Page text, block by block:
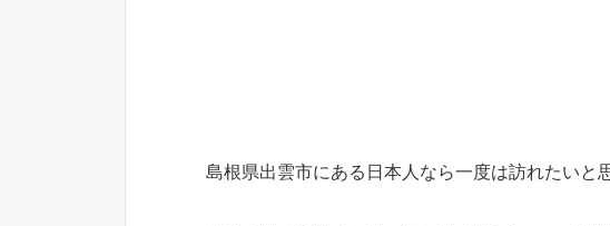
島根県出雲市にある日本人なら一度は訪れたいと